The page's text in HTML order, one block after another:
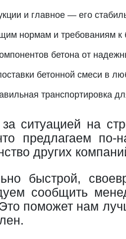
и главное — его
нормам и требованиям
бетона от
бетонной смеси в
транспортировка
ситуацией на
предлагаем
других
быстрой,
сообщить
поможет нам